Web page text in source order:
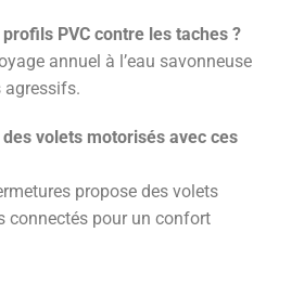
PVC contre les taches ?
annuel à l’eau savonneuse
agressifs.
volets motorisés avec ces
propose des volets
connectés pour un confort